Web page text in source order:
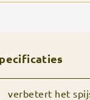
verbetert het